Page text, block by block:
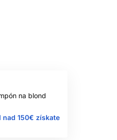
na blond
150€ získate